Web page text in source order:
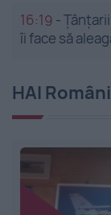
16:19 -
îi face să
HAI